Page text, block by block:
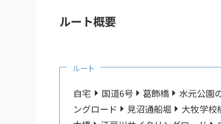
ルート概要
ルート
自宅 国道6号 葛飾橋
水元公園
ングロード
見沼通船堀
大牧学校